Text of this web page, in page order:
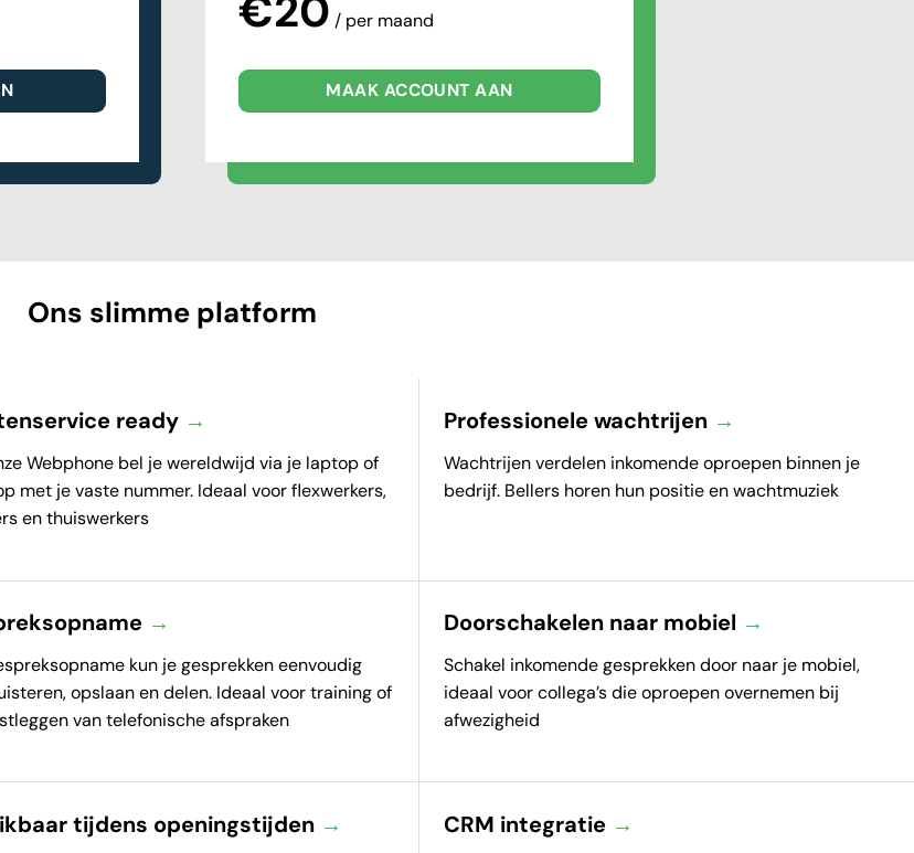
/ per maand
MAAK ACCOUNT AAN
Ons slimme platform
ready →
Webphone bel je wereldwijd via je laptop of
met je vaste nummer. Ideaal voor flexwerkers,
en thuiswerkers
Professionele wachtrijen →
Wachtrijen verdelen inkomende oproepen binnen je
bedrijf. Bellers horen hun positie en wachtmuziek
→
kun je gesprekken eenvoudig
opslaan en delen. Ideaal voor training of
van telefonische afspraken
Doorschakelen naar mobiel →
Schakel inkomende gesprekken door naar je mobiel,
ideaal voor collega’s die oproepen overnemen bij
afwezigheid
tijdens openingstijden → CRM integratie →